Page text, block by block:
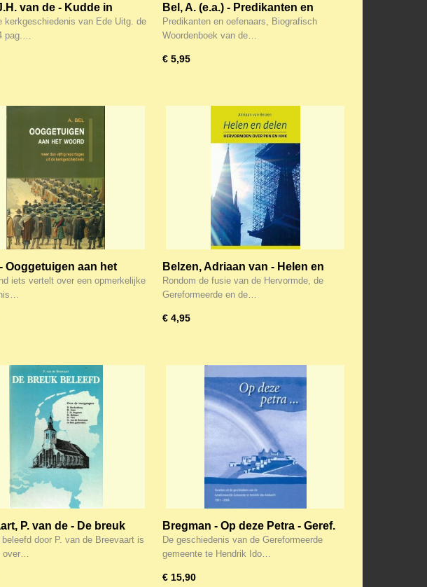
van de - Kudde in
kerkgeschiedenis van Ede Uitg. de
pag.…
Bel, A. (e.a.) - Predikanten en
oefenaars (deel 1)
Predikanten en oefenaars, Biografisch
Woordenboek van de…
€ 5,95
Ooggetuigen aan het
iets vertelt over een opmerkelijke
Belzen, Adriaan van - Helen en
delen
Rondom de fusie van de Hervormde, de
Gereformeerde en de…
€ 4,95
P. van de - De breuk
beleefd door P. van de Breevaart is
over…
Bregman - Op deze Petra - Geref.
Gem. Ambacht va 1931
De geschiedenis van de Gereformeerde
gemeente te Hendrik Ido…
€ 15,90